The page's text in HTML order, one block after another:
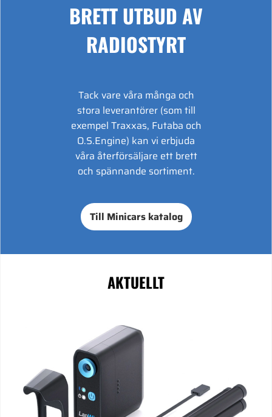
BRETT UTBUD AV
RADIOSTYRT
Tack vare våra många och
stora leverantörer (som till
exempel Traxxas, Futaba och
O.S.Engine) kan vi erbjuda
våra återförsäljare ett brett
och spännande sortiment.
Till Minicars katalog
AKTUELLT